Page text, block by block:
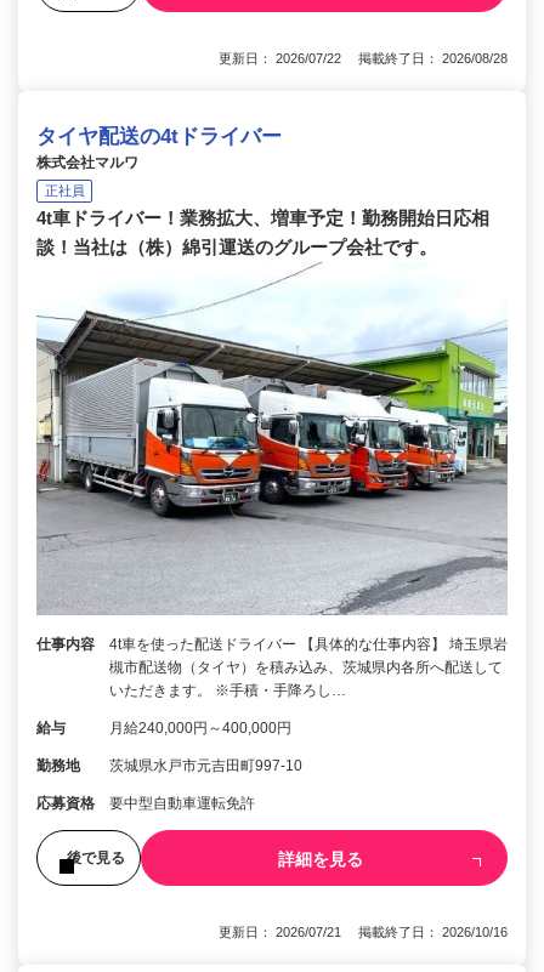
更新日： 2026/07/22 掲載終了日： 2026/08/28
タイヤ配送の4tドライバー
株式会社マルワ
正社員
4t車ドライバー！業務拡大、増車予定！勤務開始日応相
談！当社は（株）綿引運送のグループ会社です。
仕事内容
4t車を使った配送ドライバー 【具体的な仕事内容】 埼玉県岩
槻市配送物（タイヤ）を積み込み、茨城県内各所へ配送して
いただきます。 ※手積・手降ろし…
給与 月給240,000円～400,000円
勤務地 茨城県水戸市元吉田町997-10
応募資格 要中型自動車運転免許
後で見る 詳細を見る
更新日： 2026/07/21 掲載終了日： 2026/10/16